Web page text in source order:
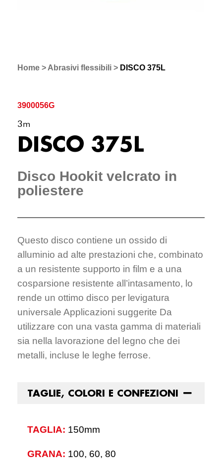
Home > Abrasivi flessibili > DISCO 375L
3900056G
3m
DISCO 375L
Disco Hookit velcrato in
poliestere
Questo disco contiene un ossido di
alluminio ad alte prestazioni che, combinato
a un resistente supporto in film e a una
cosparsione resistente all’intasamento, lo
rende un ottimo disco per levigatura
universale Applicazioni suggerite Da
utilizzare con una vasta gamma di materiali
sia nella lavorazione del legno che dei
metalli, incluse le leghe ferrose.
TAGLIE, COLORI E CONFEZIONI
TAGLIA: 150mm
GRANA: 100, 60, 80